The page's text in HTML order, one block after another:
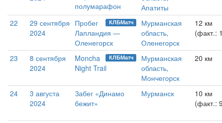
полумарафон
Апатиты
22
29 сентября
2024
КЛБМатч
Пробег
Лапландия —
Оленегорск
Мурманская
область,
Оленегорск
12 км
(факт.:
23
8 сентября
2024
КЛБМатч
Moncha
Night Trail
Мурманская
область,
Мончегорск
20 км
24
3 августа
2024
Забег «Динамо
бежит»
Мурманск
10 км
(факт.: